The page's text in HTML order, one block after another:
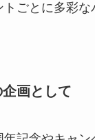
ごとに多彩な
画として